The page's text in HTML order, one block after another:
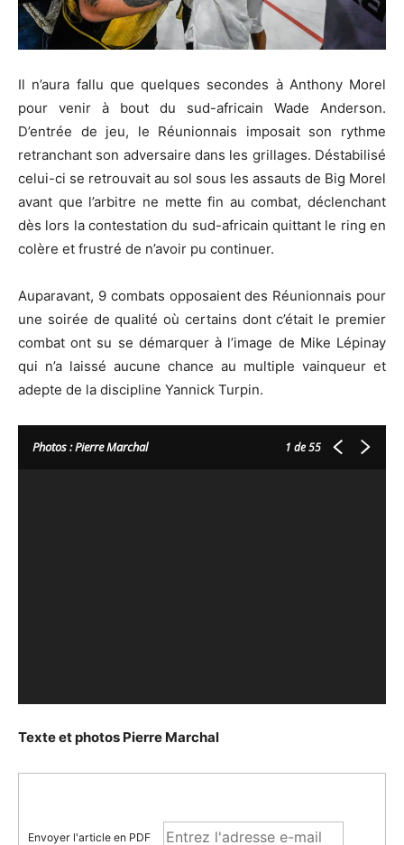
Il n’aura fallu que quelques secondes à Anthony Morel
pour venir à bout du sud-africain Wade Anderson.
D’entrée de jeu, le Réunionnais imposait son rythme
retranchant son adversaire dans les grillages. Déstabilisé
celui-ci se retrouvait au sol sous les assauts de Big Morel
avant que l’arbitre ne mette fin au combat, déclenchant
dès lors la contestation du sud-africain quittant le ring en
colère et frustré de n’avoir pu continuer.
Auparavant, 9 combats opposaient des Réunionnais pour
une soirée de qualité où certains dont c’était le premier
combat ont su se démarquer à l’image de Mike Lépinay
qui n’a laissé aucune chance au multiple vainqueur et
adepte de la discipline Yannick Turpin.
Photos : Pierre Marchal 1 de 55
Texte et photos Pierre Marchal
Envoyer l'article en PDF